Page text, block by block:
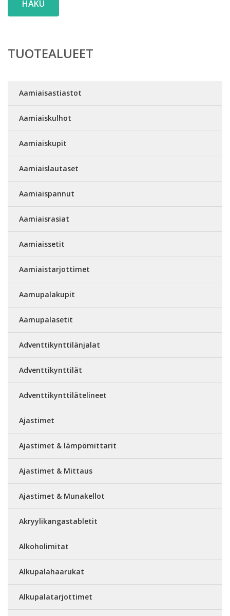
HAKU
TUOTEALUEET
Aamiaisastiastot
Aamiaiskulhot
Aamiaiskupit
Aamiaislautaset
Aamiaispannut
Aamiaisrasiat
Aamiaissetit
Aamiaistarjottimet
Aamupalakupit
Aamupalasetit
Adventtikynttilänjalat
Adventtikynttilät
Adventtikynttilätelineet
Ajastimet
Ajastimet & lämpömittarit
Ajastimet & Mittaus
Ajastimet & Munakellot
Akryylikangastabletit
Alkoholimitat
Alkupalahaarukat
Alkupalatarjottimet